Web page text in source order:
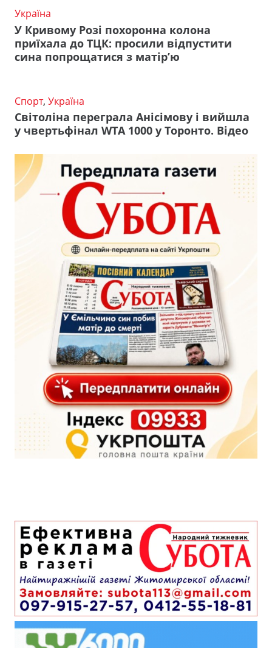
Україна
У Кривому Розі похоронна колона
приїхала до ТЦК: просили відпустити
сина попрощатися з матір’ю
Спорт, Україна
Світоліна переграла Анісімову і вийшла
у чвертьфінал WTA 1000 у Торонто. Відео